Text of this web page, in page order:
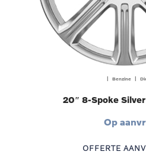
| Benzine |
20″ 8-Spoke
Op
OFFERTE